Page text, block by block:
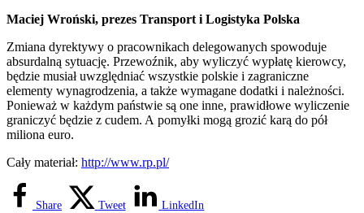
Maciej Wroński, prezes Transport i Logistyka Polska
Zmiana dyrektywy o pracownikach delegowanych spowoduje
absurdalną sytuację. Przewoźnik, aby wyliczyć wypłatę kierowcy,
będzie musiał uwzględniać wszystkie polskie i zagraniczne
elementy wynagrodzenia, a także wymagane dodatki i należności.
Ponieważ w każdym państwie są one inne, prawidłowe wyliczenie
graniczyć będzie z cudem. A pomyłki mogą grozić karą do pół
miliona euro.
Cały materiał: http://www.rp.pl/
Share Tweet LinkedIn